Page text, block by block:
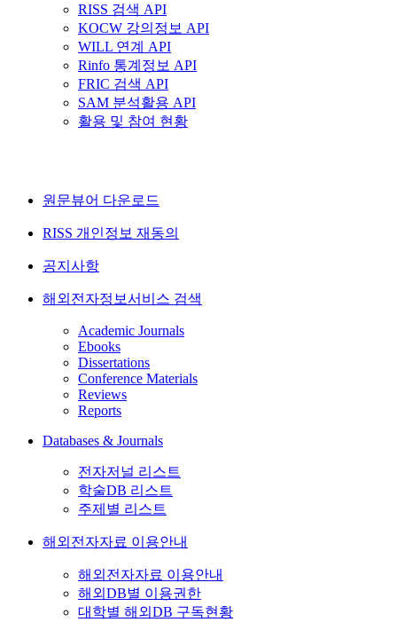
RISS 검색 API
KOCW 강의정보 API
WILL 연계 API
Rinfo 통계정보 API
FRIC 검색 API
SAM 분석활용 API
활용 및 참여 현황
원문뷰어 다운로드
RISS 개인정보 재동의
공지사항
해외전자정보서비스 검색
Academic Journals
Ebooks
Dissertations
Conference Materials
Reviews
Reports
Databases & Journals
전자저널 리스트
학술DB 리스트
주제별 리스트
해외전자자료 이용안내
해외전자자료 이용안내
해외DB별 이용권한
대학별 해외DB 구독현황